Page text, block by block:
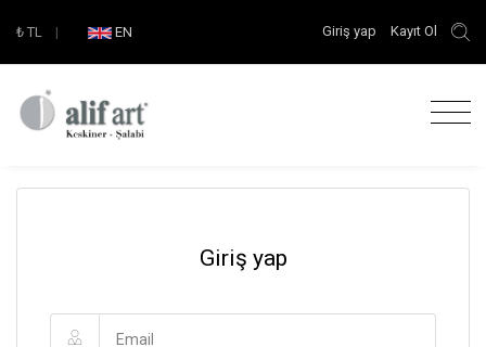
₺ TL | EN Giriş yap Kayıt Ol
Giriş yap